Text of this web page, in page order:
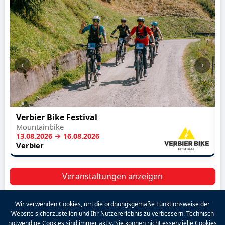
‹
Verbier Bike Festival
Mountainbike
13.08.2026 → 16.08.2026
Verbier
›
Veranstaltungen anzeigen
2026 VALPINA® Alle Rechte vorbehalten.
Wir verwenden Cookies, um die ordnungsgemäße Funktionsweise der
Website sicherzustellen und Ihr Nutzererlebnis zu verbessern. Technisch
notwendige Cookies sind immer aktiv. Sie können nicht essenzielle Cookies